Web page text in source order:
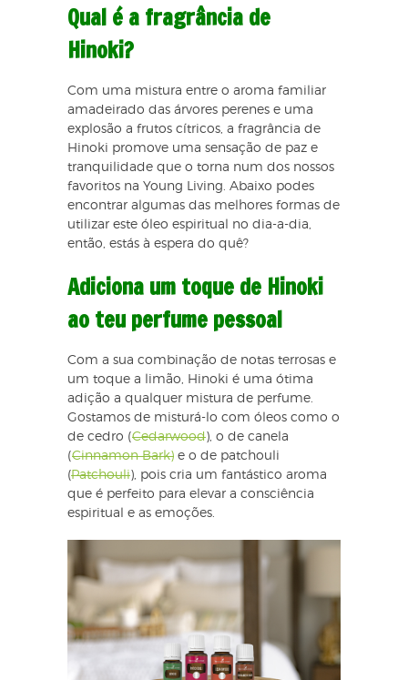
Qual é a fragrância de
Hinoki?
Com uma mistura entre o aroma familiar
amadeirado das árvores perenes e uma
explosão a frutos cítricos, a fragrância de
Hinoki promove uma sensação de paz e
tranquilidade que o torna num dos nossos
favoritos na Young Living. Abaixo podes
encontrar algumas das melhores formas de
utilizar este óleo espiritual no dia-a-dia,
então, estás à espera do quê?
Adiciona um toque de Hinoki
ao teu perfume pessoal
Com a sua combinação de notas terrosas e
um toque a limão, Hinoki é uma ótima
adição a qualquer mistura de perfume.
Gostamos de misturá-lo com óleos como o
de cedro (Cedarwood), o de canela
(Cinnamon Bark) e o de patchouli
(Patchouli), pois cria um fantástico aroma
que é perfeito para elevar a consciência
espiritual e as emoções.